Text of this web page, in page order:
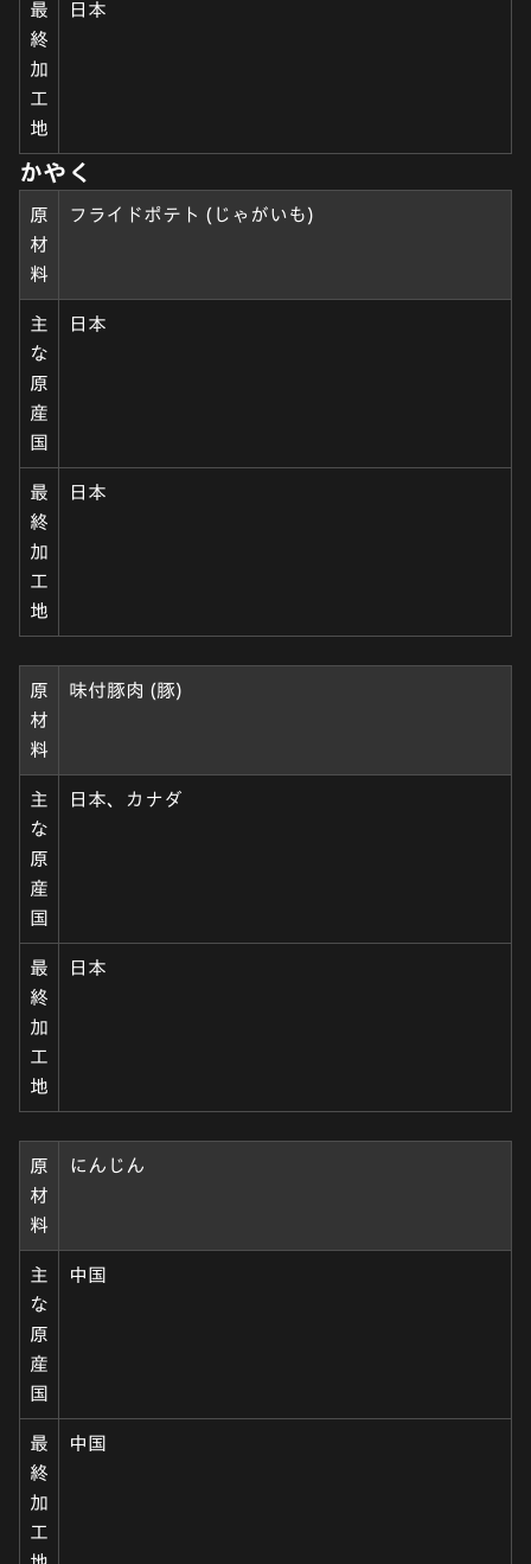
最
終
加
工
地
日本
かやく
原
材
料
フライドポテト (じゃがいも)
主
な
原
産
国
日本
最
終
加
工
地
日本
原
材
料
味付豚肉 (豚)
主
な
原
産
国
日本、カナダ
最
終
加
工
地
日本
原
材
料
にんじん
主
な
原
産
国
中国
最
終
加
工
中国